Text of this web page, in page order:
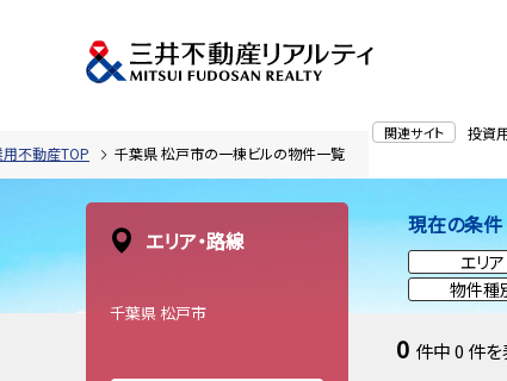
関連サイト 投資
不動産TOP 千葉県 松戸市の一棟ビルの物件一覧
現在の条件
エリア
物件種
0 件中0 件
エリア・路線
千葉県 松戸市